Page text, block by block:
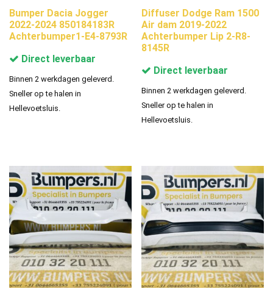
Bumper Dacia Jogger
2022-2024 850184183R
Achterbumper1-E4-8793R
Direct leverbaar
Binnen 2 werkdagen geleverd.
Sneller op te halen in
Hellevoetsluis.
Diffuser Dodge Ram 1500
Air dam 2019-2022
Achterbumper Lip 2-R8-
8145R
Direct leverbaar
Binnen 2 werkdagen geleverd.
Sneller op te halen in
Hellevoetsluis.